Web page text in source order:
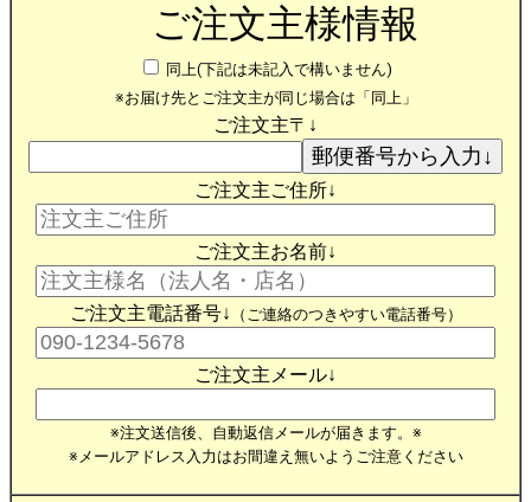
ご注文主様情報
同上(下記は未記入で構いません)
※お届け先とご注文主が同じ場合は「同上」
ご注文主〒↓
ご注文主ご住所↓
ご注文主お名前↓
ご注文主電話番号↓ （ご連絡のつきやすい電話番号）
ご注文主メール↓
※注文送信後、自動返信メールが届きます。※
※メールアドレス入力はお間違え無いようご注意ください